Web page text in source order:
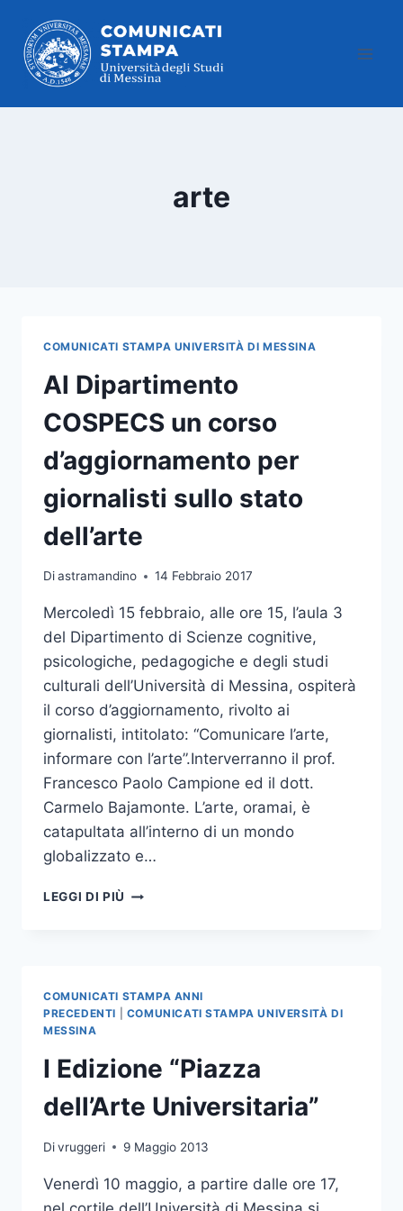
contenuto
arte
COMUNICATI STAMPA UNIVERSITÀ DI MESSINA
Al Dipartimento
COSPECS un corso
d’aggiornamento per
giornalisti sullo stato
dell’arte
Diastramandino 14 Febbraio 2017
Mercoledì 15 febbraio, alle ore 15, l’aula 3
del Dipartimento di Scienze cognitive,
psicologiche, pedagogiche e degli studi
culturali dell’Università di Messina, ospiterà
il corso d’aggiornamento, rivolto ai
giornalisti, intitolato: “Comunicare l’arte,
informare con l’arte”.Interverranno il prof.
Francesco Paolo Campione ed il dott.
Carmelo Bajamonte. L’arte, oramai, è
catapultata all’interno di un mondo
globalizzato e…
LEGGI DI PIÙ AL
PER
STATO
DELL’ARTE
COMUNICATI STAMPA ANNI
PRECEDENTI
COMUNICATI STAMPA UNIVERSITÀ DI
MESSINA
I Edizione “Piazza
dell’Arte Universitaria”
Divruggeri 9 Maggio 2013
Venerdì 10 maggio, a partire dalle ore 17,